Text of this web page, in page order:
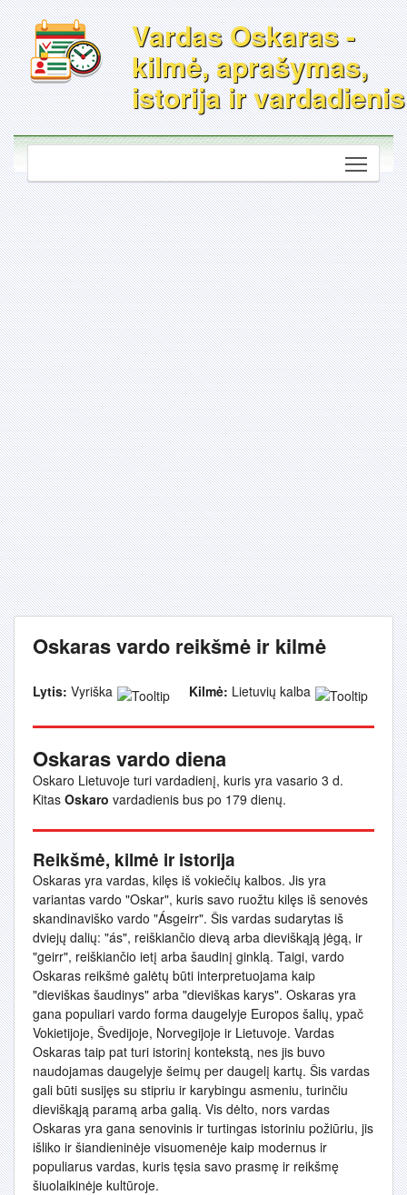
Vardas Oskaras -
kilmė, aprašymas,
istorija ir vardadienis
Oskaras vardo reikšmė ir kilmė
Lytis: Vyriška Kilmė: Lietuvių kalba
Oskaras vardo diena
Oskaro Lietuvoje turi vardadienį, kuris yra vasario 3 d.
Kitas Oskaro vardadienis bus po 179 dienų.
Reikšmė, kilmė ir istorija
Oskaras yra vardas, kilęs iš vokiečių kalbos. Jis yra
variantas vardo "Oskar", kuris savo ruožtu kilęs iš senovės
skandinaviško vardo "Ásgeirr". Šis vardas sudarytas iš
dviejų dalių: "ás", reiškiančio dievą arba dieviškąją jėgą, ir
"geirr", reiškiančio ietį arba šaudinį ginklą. Taigi, vardo
Oskaras reikšmė galėtų būti interpretuojama kaip
"dieviškas šaudinys" arba "dieviškas karys". Oskaras yra
gana populiari vardo forma daugelyje Europos šalių, ypač
Vokietijoje, Švedijoje, Norvegijoje ir Lietuvoje. Vardas
Oskaras taip pat turi istorinį kontekstą, nes jis buvo
naudojamas daugelyje šeimų per daugelį kartų. Šis vardas
gali būti susijęs su stipriu ir karybingu asmeniu, turinčiu
dieviškąją paramą arba galią. Vis dėlto, nors vardas
Oskaras yra gana senovinis ir turtingas istoriniu požiūriu, jis
išliko ir šiandieninėje visuomenėje kaip modernus ir
populiarus vardas, kuris tęsia savo prasmę ir reikšmę
šiuolaikinėje kultūroje.